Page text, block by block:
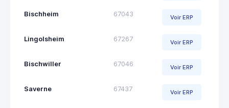
Bischheim 67043 Voir ERP
Lingolsheim 67267 Voir ERP
Bischwiller 67046 Voir ERP
Saverne 67437 Voir ERP